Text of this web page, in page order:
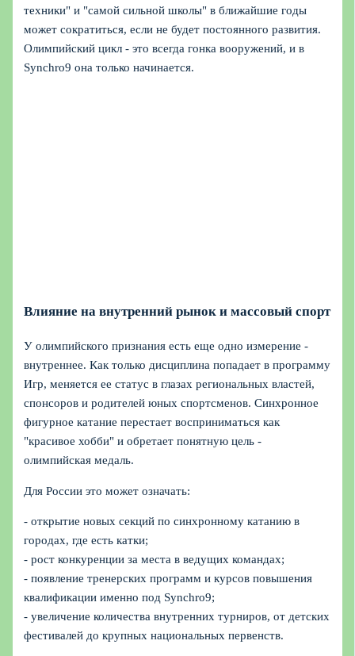
техники" и "самой сильной школы" в ближайшие годы
может сократиться, если не будет постоянного развития.
Олимпийский цикл - это всегда гонка вооружений, и в
Synchro9 она только начинается.
Влияние на внутренний рынок и массовый спорт
У олимпийского признания есть еще одно измерение -
внутреннее. Как только дисциплина попадает в программу
Игр, меняется ее статус в глазах региональных властей,
спонсоров и родителей юных спортсменов. Синхронное
фигурное катание перестает восприниматься как
"красивое хобби" и обретает понятную цель -
олимпийская медаль.
Для России это может означать:
- открытие новых секций по синхронному катанию в
городах, где есть катки;
- рост конкуренции за места в ведущих командах;
- появление тренерских программ и курсов повышения
квалификации именно под Synchro9;
- увеличение количества внутренних турниров, от детских
фестивалей до крупных национальных первенств.